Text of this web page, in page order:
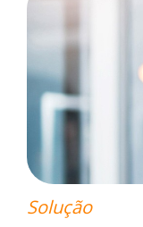
Solução